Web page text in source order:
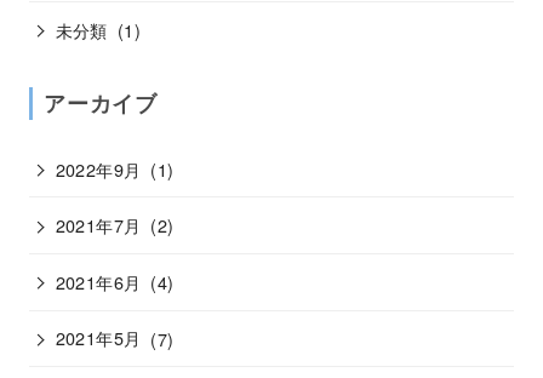
未分類 (1)
アーカイブ
2022年9月 (1)
2021年7月 (2)
2021年6月 (4)
2021年5月 (7)